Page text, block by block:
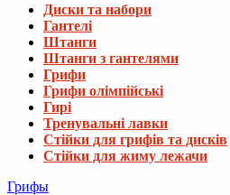
Диски та набори
Гантелі
Штанги
Штанги з гантелями
Грифи
Грифи олімпійські
Гирі
Тренувальні лавки
Стійки для грифів та дисків
Стійки для жиму лежачи
Грифы